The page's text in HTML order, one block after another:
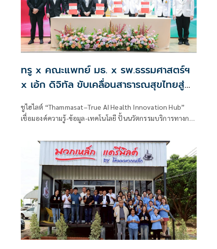
ทรู x คณะแพทย์ มธ. x รพ.ธรรมศาสตร์ฯ
x เอ้ก ดิจิทัล ขับเคลื่อนสาธารณสุขไทยสู่
ชูไฮไลต์ “Thammasat–True AI Health Innovation Hub”
เชื่อมองค์ความรู้-ข้อมูล-เทคโนโลยี ปั้นนวัตกรรมบริการทางการ